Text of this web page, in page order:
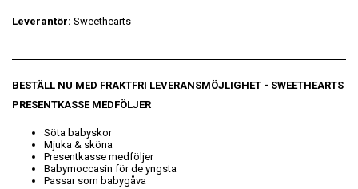
Leverantör: Sweethearts
BESTÄLL NU MED FRAKTFRI LEVERANSMÖJLIGHET - SWEETHEARTS
PRESENTKASSE MEDFÖLJER
Söta babyskor
Mjuka & sköna
Presentkasse medföljer
Babymoccasin för de yngsta
Passar som babygåva